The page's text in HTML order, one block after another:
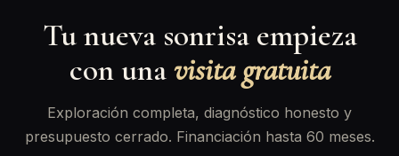
Tu nueva sonrisa empieza
con unavisita gratuita
Exploración completa, diagnóstico honesto y
presupuesto cerrado. Financiación hasta 60 meses.